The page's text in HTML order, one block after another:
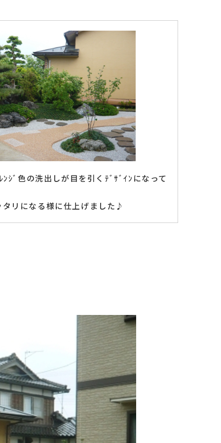
ｼﾞ色の洗出しが目を引くﾃﾞｻﾞｲﾝになって
リになる様に仕上げました♪